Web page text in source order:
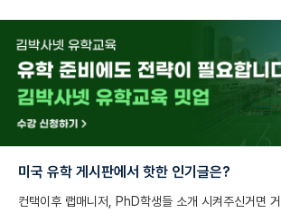
미국 유학 게시판에서 핫한 인기글은?